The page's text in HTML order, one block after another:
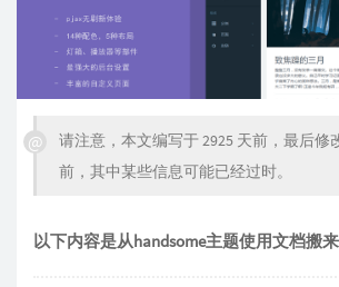
请注意，本文编写于 2925 天前，最后修
前，其中某些信息可能已经过时。
以下内容是从handsome主题使用文档搬